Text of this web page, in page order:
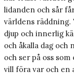
lidanden och sår
världens räddning.
djup och innerlig
och åkalla dag och
och ser på oss
vill föra var och en